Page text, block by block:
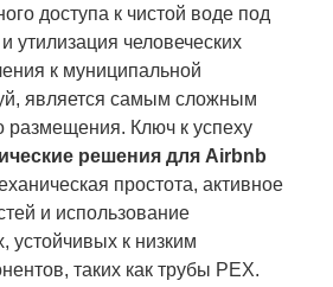
доступа к чистой воде под
утилизация человеческих
к муниципальной
является самым сложным
размещения. Ключ к успеху
решения для Airbnb
простота, активное
и использование
устойчивых к низким
таких как трубы PEX.